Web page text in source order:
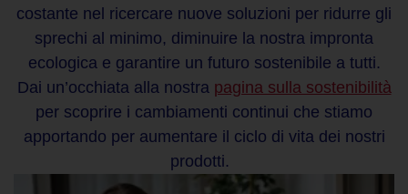
costante nel ricercare nuove soluzioni per ridurre gli
sprechi al minimo, diminuire la nostra impronta
ecologica e garantire un futuro sostenibile a tutti.
Dai un’occhiata alla nostra pagina sulla sostenibilità
per scoprire i cambiamenti continui che stiamo
apportando per aumentare il ciclo di vita dei nostri
prodotti.